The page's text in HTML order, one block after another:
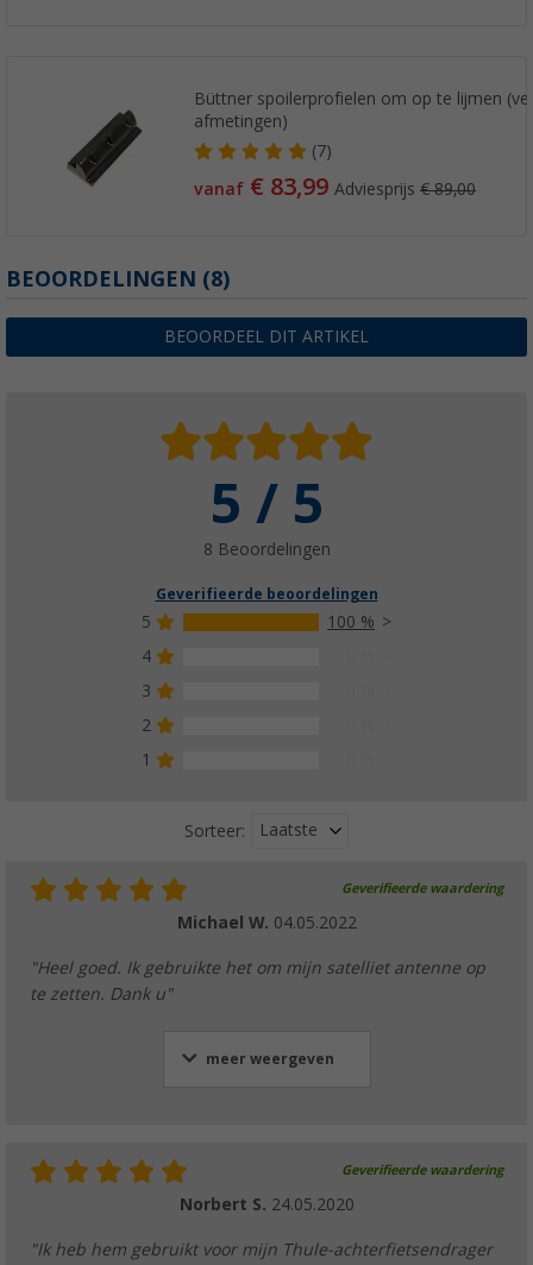
Büttner spoilerprofielen om op te lijmen
afmetingen)
(7)
vanaf € 83,99Adviesprijs€ 89,00
BEOORDELINGEN (8)
BEOORDEEL DIT ARTIKEL
5 / 5
8 Beoordelingen
Geverifieerde beoordelingen
5
100 %
4
3
2
1
Sorteer: Laatste
Geverifieerde waardering
Michael W. 04.05.2022
"Heel goed. Ik gebruikte het om mijn satelliet antenne op
te zetten. Dank u"
meer weergeven
Geverifieerde waardering
Norbert S. 24.05.2020
"Ik heb hem gebruikt voor mijn Thule-achterfietsendrager